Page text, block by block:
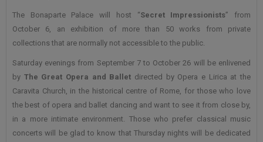
The Bonaparte Palace will host “Secret Impressionists” from
October 6, an exhibition of more than 50 works from private
collections that are normally not accessible to the public.
Saturday evenings from September 7 to October 26 will be enlivened
by The Great Opera and Ballet directed by Opera e Lirica at the
Caravita Church, in the historical centre of Rome, for those who love
the best of opera and ballet dancing and want to see it from close by,
in a more intimate environment. Those who prefer classical music
concerts will be glad to know that Thursday nights will be dedicated